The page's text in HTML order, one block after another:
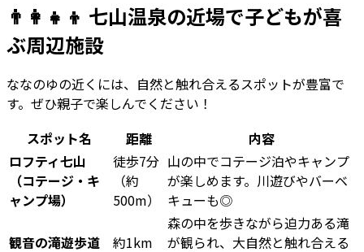
👨‍👩‍👧‍👦 七山温泉の近場で子どもが喜
ぶ周辺施設
ななのゆの近くには、自然と触れ合えるスポットが豊富で
す。ぜひ親子で楽しんでください！
スポット名
距離
内容
ロフティ七山
（コテージ・キ
ャンプ場）
徒歩7分
（約
500m）
山の中でコテージ泊やキャンプ
が楽しめます。川遊びやバーベ
キューも◎
観音の滝遊歩道 約1km
森の中を歩きながら迫力ある滝
が観られ、大自然と触れ合える